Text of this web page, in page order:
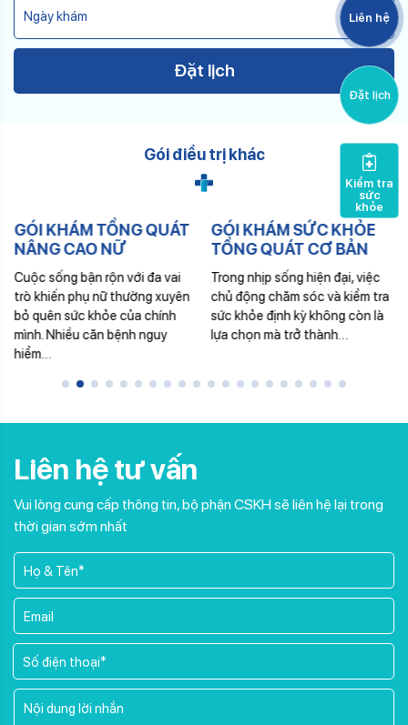
Please leave this field empty.
Đặt lịch
Gói điều trị khác
GÓI KHÁM TỔNG QUÁT
NÂNG CAO NỮ
Cuộc sống bận rộn với đa vai
trò khiến phụ nữ thường xuyên
bỏ quên sức khỏe của chính
mình. Nhiều căn bệnh nguy
hiểm…
GÓI KHÁM SỨC KHỎE
TỔNG QUÁT CƠ BẢN
Trong nhịp sống hiện đại, việc
chủ động chăm sóc và kiểm tra
sức khỏe định kỳ không còn là
lựa chọn mà trở thành…
Liên hệ tư vấn
Vui lòng cung cấp thông tin, bộ phận CSKH sẽ liên hệ lại trong
thời gian sớm nhất
Liên hệ
Đặt lịch
Kiểm tra
sức
khỏe